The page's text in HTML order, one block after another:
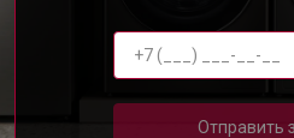
Отправить